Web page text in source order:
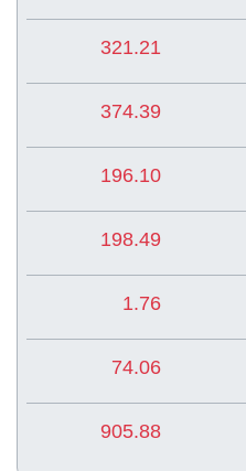
321.21
374.39
196.10
198.49
1.76
74.06
905.88